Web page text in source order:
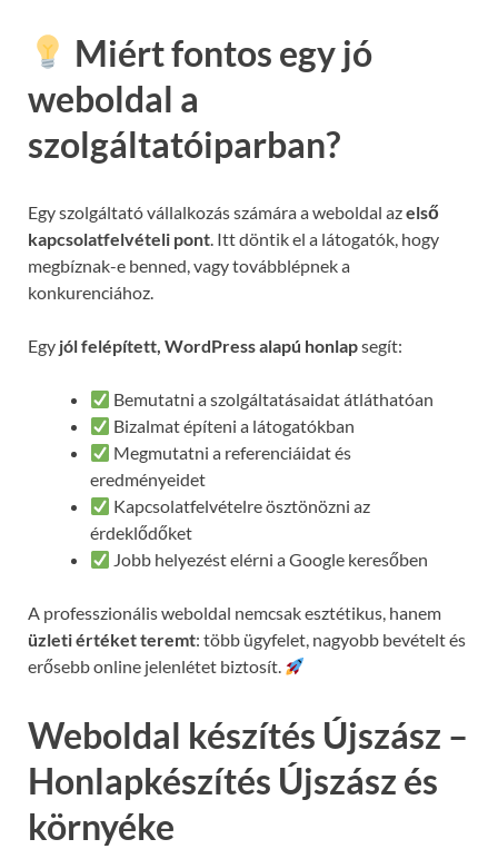
Miért fontos egy jó
weboldal a
szolgáltatóiparban?
Egy szolgáltató vállalkozás számára a weboldal azelső
kapcsolatfelvételi pont. Itt döntik el a látogatók, hogy
megbíznak-e benned, vagy továbblépnek a
konkurenciához.
Egy jól felépített, WordPress alapú honlapsegít:
Bemutatni a szolgáltatásaidat átláthatóan
Bizalmat építeni a látogatókban
Megmutatni a referenciáidat és
eredményeidet
Kapcsolatfelvételre ösztönözni az
érdeklődőket
Jobb helyezést elérni a Google keresőben
A professzionális weboldal nemcsak esztétikus, hanem
üzleti értéket teremt: több ügyfelet, nagyobb bevételt és
erősebb online jelenlétet biztosít.
Weboldal készítés Újszász –
Honlapkészítés Újszász és
környéke